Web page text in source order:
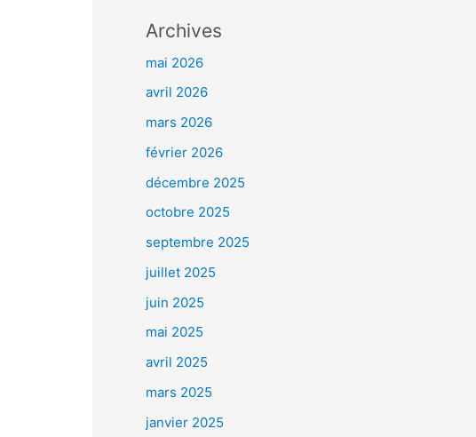
Archives
mai 2026
avril 2026
mars 2026
février 2026
décembre 2025
octobre 2025
septembre 2025
juillet 2025
juin 2025
mai 2025
avril 2025
mars 2025
janvier 2025